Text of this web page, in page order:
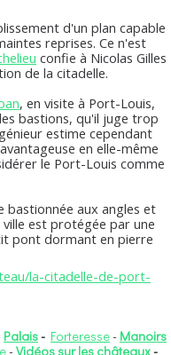
d'un plan capable
reprises. Ce n'est
confie à Nicolas Gilles
de la citadelle.
, en visite à Port-Louis,
bastions, qu'il juge trop
estime cependant
en elle-même
le Port-Louis comme
bastionnée aux angles et
est protégée par une
pont dormant en pierre
la-citadelle-de-port-
Palais- Forteresse- Manoirs
-Vidéos sur les châteaux-